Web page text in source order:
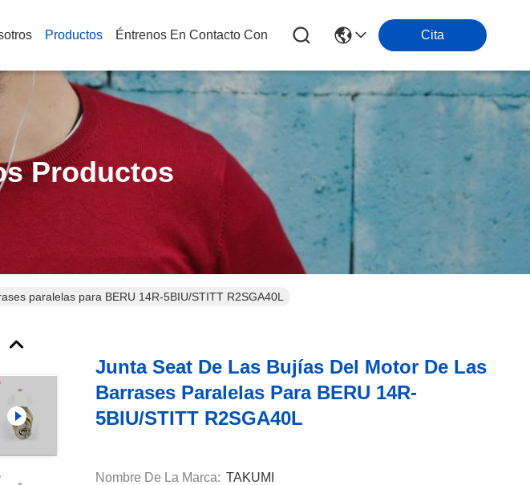
Productos Éntrenos En Contacto Con Cita
Productos
paralelas para BERU 14R-5BIU/STITT R2SGA40L
Junta Seat De Las Bujías Del Motor De Las
Barrases Paralelas Para BERU 14R-
5BIU/STITT R2SGA40L
Nombre De La Marca: TAKUMI